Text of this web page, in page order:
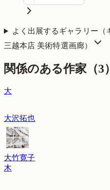
よく出展するギャラリー（
三越本店 美術特選画廊）
関係のある作家（3）
大
大沢拓也
大竹寛子
木